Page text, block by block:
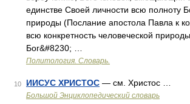
единстве Своей личности всю полноту
природы (Послание апостола Павла к
всю конкретность человеческой
Бог&#8230; …
Политология. Словарь.
10 ИИСУС ХРИСТОС — см. Христос …
Большой Энциклопедический словарь